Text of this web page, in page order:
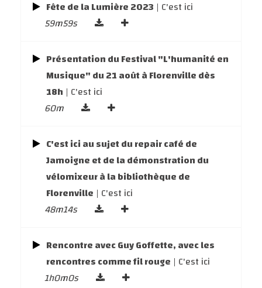
Fête de la Lumière 2023 | C'est ici
59m59s
Présentation du Festival "L'humanité en
Musique" du 21 août à Florenville dès
18h | C'est ici
60m
C'est ici au sujet du repair café de
Jamoigne et de la démonstration du
vélomixeur à la bibliothèque de
Florenville | C'est ici
48m14s
Rencontre avec Guy Goffette, avec les
rencontres comme fil rouge | C'est ici
1h0m0s